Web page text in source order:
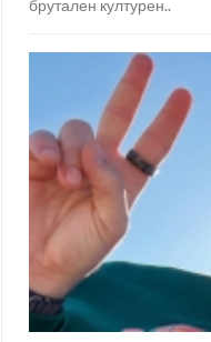
брутален културен..